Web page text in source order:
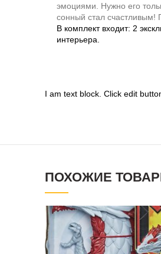
эмоциями. Нужно его
сонный стал счастливым!
В комплект входит: 2
интерьера.
I am text block. Click edit
ПОХОЖИЕ